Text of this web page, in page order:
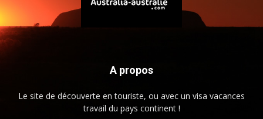
A propos
Le site de découverte en touriste, ou avec un visa vacances
travail du pays continent !